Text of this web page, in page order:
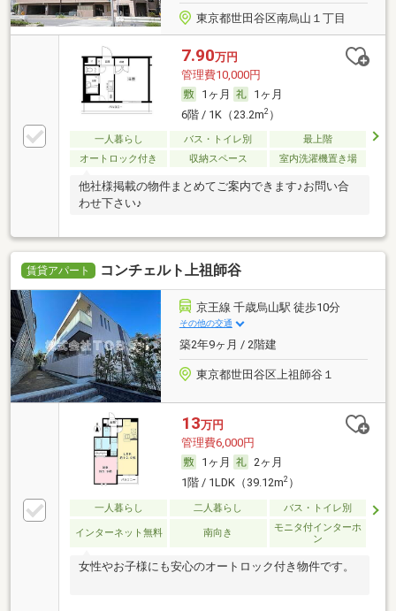
東京都世田谷区南烏山１丁目
7.90万円
管理費10,000円
1ヶ月
1ヶ月
6階 / 1K（23.2m2）
一人暮らし バス・トイレ別
最上階
オートロック付き
収納スペース 室内洗濯機置き場
他社様掲載の物件まとめてご案内できます♪お問い合
わせ下さい♪
賃貸アパート コンチェルト上祖師谷
京王線 千歳烏山駅 徒歩10分
その他の交通
築2年9ヶ月 / 2階建
東京都世田谷区上祖師谷１
13万円
管理費6,000円
1ヶ月
2ヶ月
1階 / 1LDK（39.12m2）
一人暮らし 二人暮らし バス・トイレ別
インターネット無料 南向き
モニタ付インターホ
ン
女性やお子様にも安心のオートロック付き物件です。